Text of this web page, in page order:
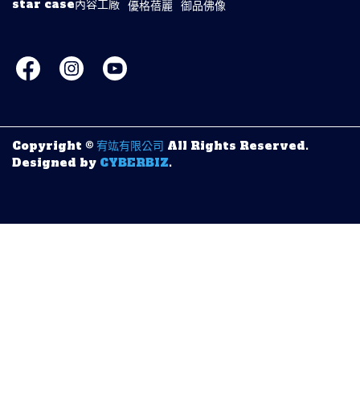
star case內容工廠 優格蓓麗 御品佛像
Copyright © 宥竑有限公司 All Rights Reserved.
Designed by CYBERBIZ.